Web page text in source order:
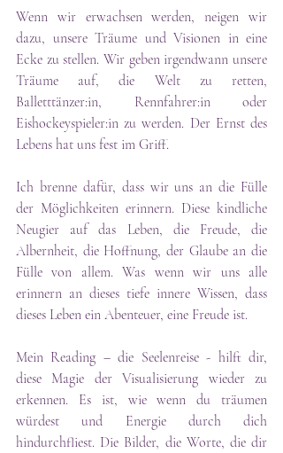
Wenn wir erwachsen werden, neigen wir
dazu, unsere Träume und Visionen in eine
Ecke zu stellen. Wir geben irgendwann unsere
Träume auf, die Welt zu retten,
Balletttänzer:in, Rennfahrer:in oder
Eishockeyspieler:in zu werden. Der Ernst des
Lebens hat uns fest im Griff.
Ich brenne dafür, dass wir uns an die Fülle
der Möglichkeiten erinnern. Diese kindliche
Neugier auf das Leben, die Freude, die
Albernheit, die Hoffnung, der Glaube an die
Fülle von allem. Was wenn wir uns alle
erinnern an dieses tiefe innere Wissen, dass
dieses Leben ein Abenteuer, eine Freude ist.
Mein Reading – die Seelenreise - hilft dir,
diese Magie der Visualisierung wieder zu
erkennen. Es ist, wie wenn du träumen
würdest und Energie durch dich
hindurchfliest. Die Bilder, die Worte, die dir